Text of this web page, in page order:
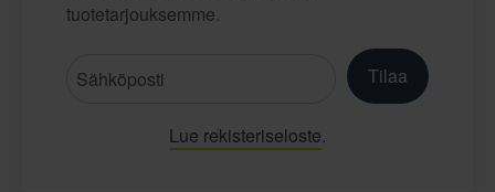
tuotetarjouksemme.
Tilaa
Lue rekisteriseloste.